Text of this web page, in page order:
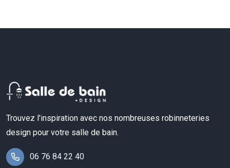
Trouvez l'inspiration avec nos nombreuses robinneteries
design pour votre salle de bain.
06 76 84 22 40